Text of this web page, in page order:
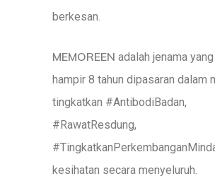
berkesan.
MEMOREEN adalah jenama
hampir 8 tahun dipasaran dalam
tingkatkan #AntibodiBadan,
#RawatResdung,
kesihatan secara menyeluruh.